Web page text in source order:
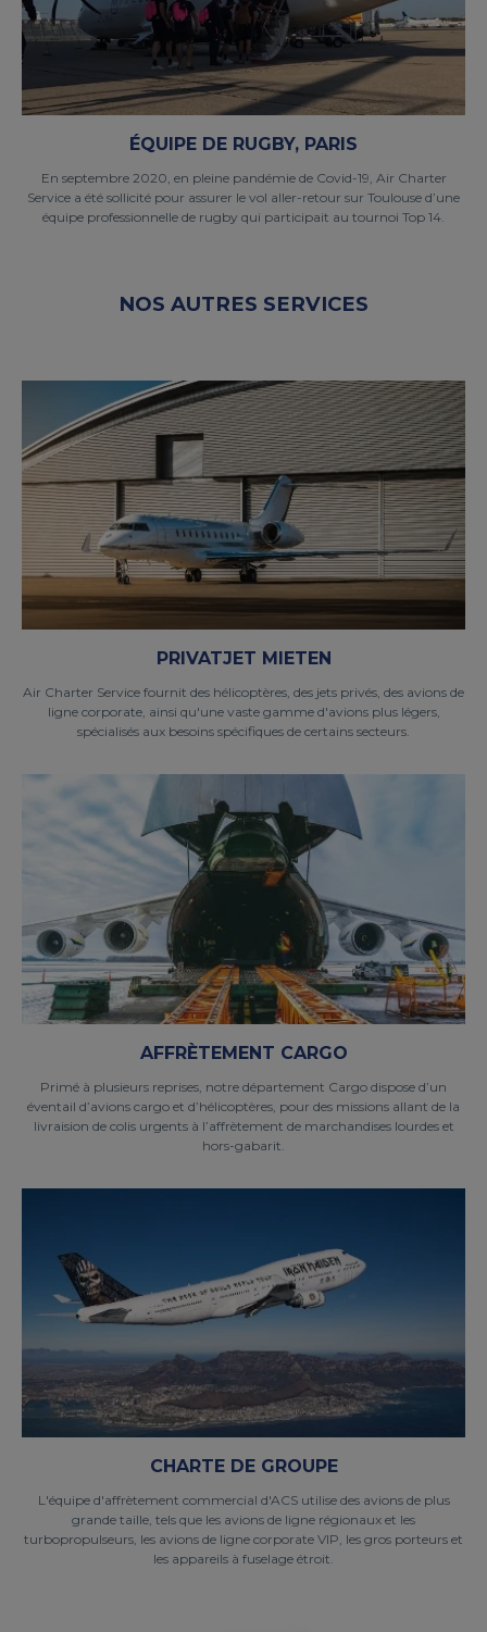
ÉQUIPE DE RUGBY, PARIS
En septembre 2020, en pleine pandémie de Covid-19, Air Charter
Service a été sollicité pour assurer le vol aller-retour sur Toulouse d’une
équipe professionnelle de rugby qui participait au tournoi Top 14.
NOS AUTRES SERVICES
PRIVATJET MIETEN
Air Charter Service fournit des hélicoptères, des jets privés, des avions de
ligne corporate, ainsi qu'une vaste gamme d'avions plus légers,
spécialisés aux besoins spécifiques de certains secteurs.
AFFRÈTEMENT CARGO
Primé à plusieurs reprises, notre département Cargo dispose d’un
éventail d’avions cargo et d’hélicoptères, pour des missions allant de la
livraision de colis urgents à l’affrètement de marchandises lourdes et
hors-gabarit.
CHARTE DE GROUPE
L'équipe d'affrètement commercial d'ACS utilise des avions de plus
grande taille, tels que les avions de ligne régionaux et les
turbopropulseurs, les avions de ligne corporate VIP, les gros porteurs et
les appareils à fuselage étroit.